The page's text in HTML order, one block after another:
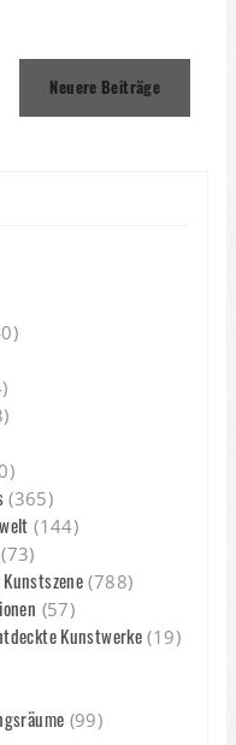
Neuere Beiträge
(365)
(144)
(788)
(57)
Kunstwerke(19)
(99)